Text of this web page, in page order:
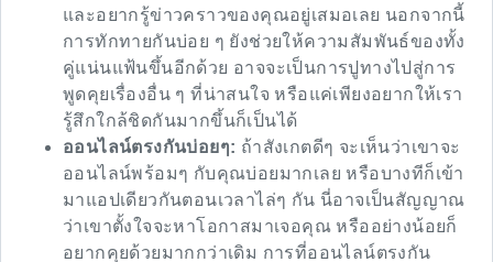
และอยากรู้ข่าวคราวของคุณอยู่เสมอเลย นอกจากนี้
การทักทายกันบ่อย ๆ ยังช่วยให้ความสัมพันธ์ของทั้ง
คู่แน่นแฟ้นขึ้นอีกด้วย อาจจะเป็นการปูทางไปสู่การ
พูดคุยเรื่องอื่น ๆ ที่น่าสนใจ หรือแค่เพียงอยากให้เรา
รู้สึกใกล้ชิดกันมากขึ้นก็เป็นได้
ออนไลน์ตรงกันบ่อยๆ: ถ้าสังเกตดีๆ จะเห็นว่าเขาจะ
ออนไลน์พร้อมๆ กับคุณบ่อยมากเลย หรือบางทีก็เข้า
มาแอปเดียวกันตอนเวลาไล่ๆ กัน นี่อาจเป็นสัญญาณ
ว่าเขาตั้งใจจะหาโอกาสมาเจอคุณ หรืออย่างน้อยก็
อยากคุยด้วยมากกว่าเดิม การที่ออนไลน์ตรงกัน